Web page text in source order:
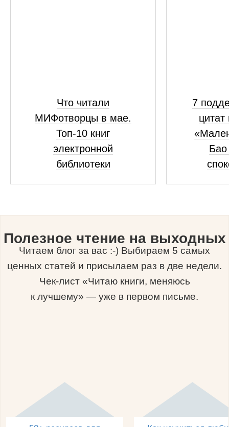
Что читали
МИФотворцы в мае.
Топ-10 книг
электронной
библиотеки
7
цитат
Бао
Полезное чтение на выходных
Читаем блог за вас :-) Выбираем 5 самых
ценных статей и присылаем раз в две недели.
Чек-лист «Читаю книги, меняюсь
к лучшему» — уже в первом письме.